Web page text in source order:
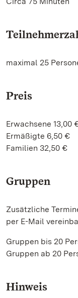
maximal 25
Preis
Erwachsene 13,00
Ermäßigte 6,50 €
Familien 32,50 €
Gruppen
Zusätzliche
per E-Mail
Gruppen bis 20
Gruppen ab 20
Hinweis